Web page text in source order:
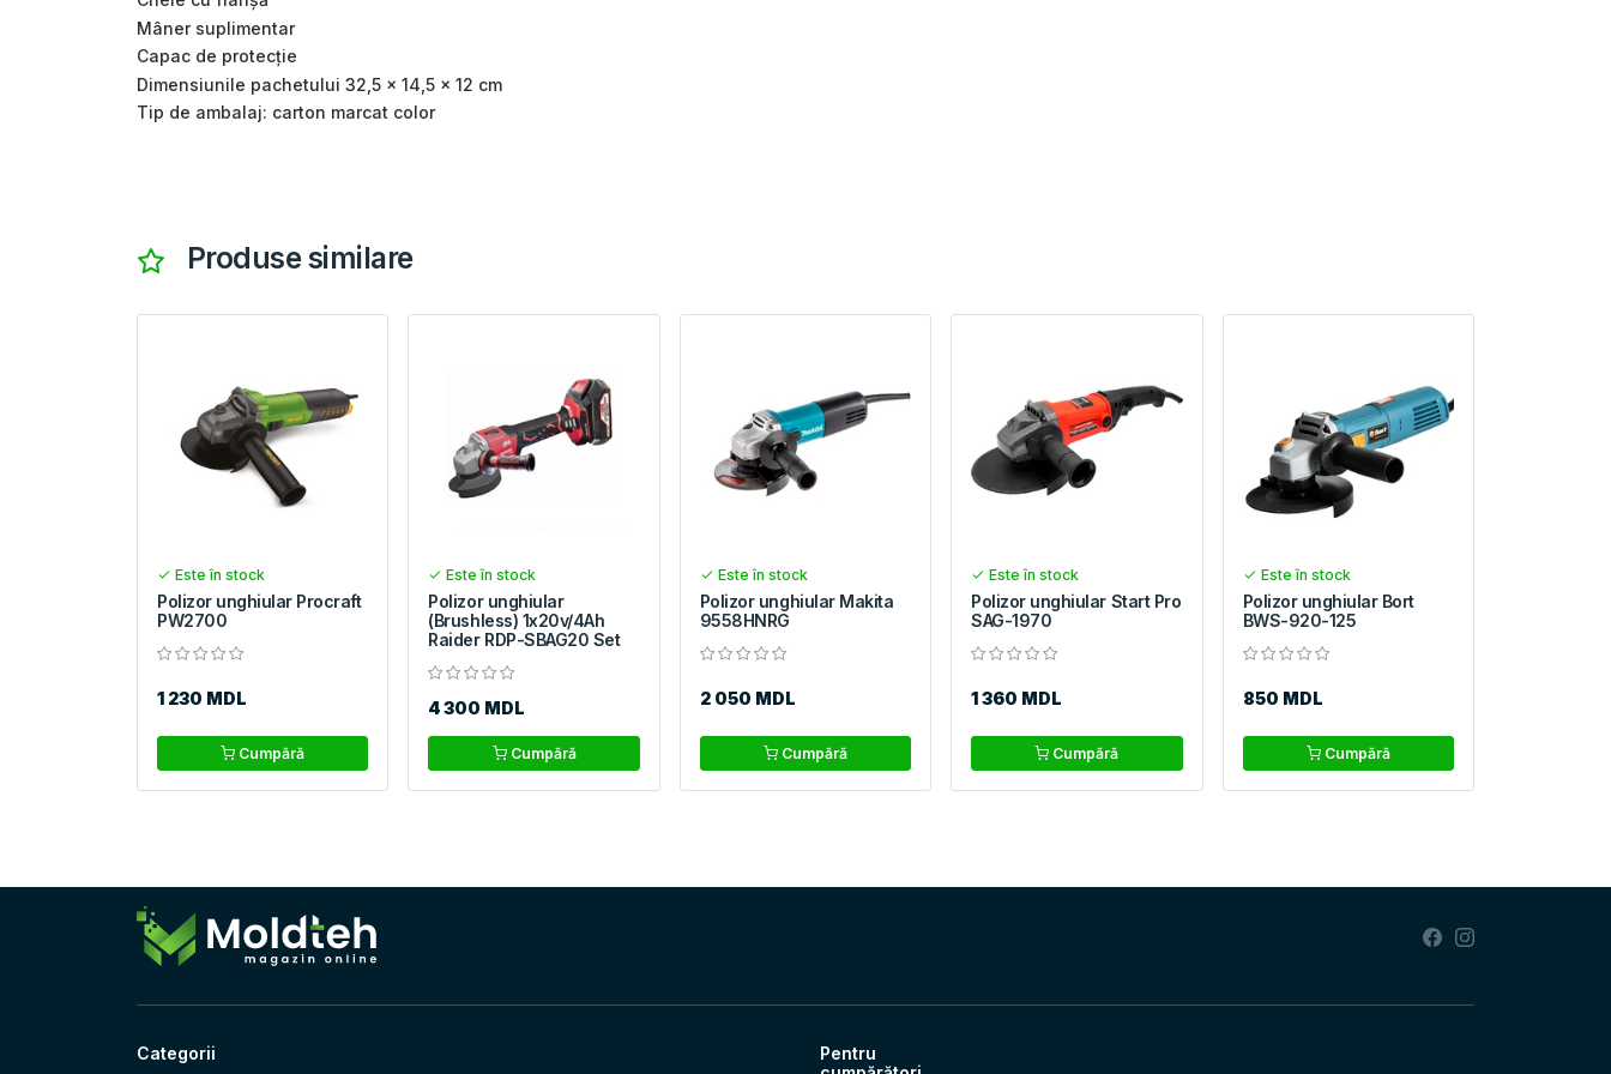
Mâner suplimentar
Capac de protecție
Dimensiunile pachetului 32,5 × 14,5 × 12 cm
Tip de ambalaj: carton marcat color
Produse similare
Este în stock
Polizor unghiular Procraft
PW2700
1 230 MDL
Cumpără
Este în stock
Polizor unghiular
(Brushless) 1x20v/4Ah
Raider RDP-SBAG20 Set
4 300 MDL
Cumpără
Este în stock
Polizor unghiular Makita
9558HNRG
2 050 MDL
Cumpără
Este în stock
Polizor unghiular Start Pro
SAG-1970
1 360 MDL
Cumpără
Este în stock
Polizor unghiular Bort
BWS-920-125
850 MDL
Cumpără
Categorii
Pentru